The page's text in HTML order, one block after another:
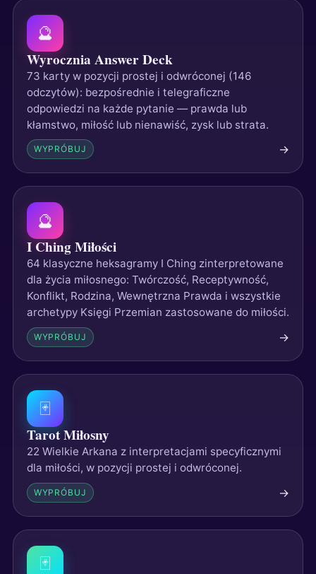
🔮
Wyrocznia Answer Deck
73 karty w pozycji prostej i odwróconej (146
odczytów): bezpośrednie i telegraficzne
odpowiedzi na każde pytanie — prawda lub
kłamstwo, miłość lub nienawiść, zysk lub strata.
WYPRÓBUJ →
🔮
I Ching Miłości
64 klasyczne heksagramy I Ching zinterpretowane
dla życia miłosnego: Twórczość, Receptywność,
Konflikt, Rodzina, Wewnętrzna Prawda i wszystkie
archetypy Księgi Przemian zastosowane do miłości.
WYPRÓBUJ →
🃏
Tarot Miłosny
22 Wielkie Arkana z interpretacjami specyficznymi
dla miłości, w pozycji prostej i odwróconej.
WYPRÓBUJ →
🃏